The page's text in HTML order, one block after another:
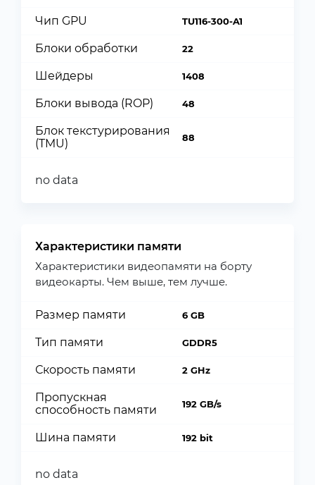
Чип GPU TU116-300-A1
Блоки обработки 22
Шейдеры 1408
Блоки вывода (ROP) 48
Блок текстурирования
(TMU)
88
no data
Характеристики памяти
Характеристики видеопамяти на борту
видеокарты. Чем выше, тем лучше.
Размер памяти 6 GB
Тип памяти GDDR5
Скорость памяти 2 GHz
Пропускная
способность памяти
192 GB/s
Шина памяти 192 bit
no data